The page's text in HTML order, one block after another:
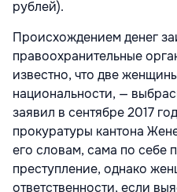
рублей).
Происхождением денег
правоохранительные
известно, что две
национальности, —
заявил в сентябре 2017
прокуратуры кантона
его словам, сама по себе
преступление, однако
ответственности, если